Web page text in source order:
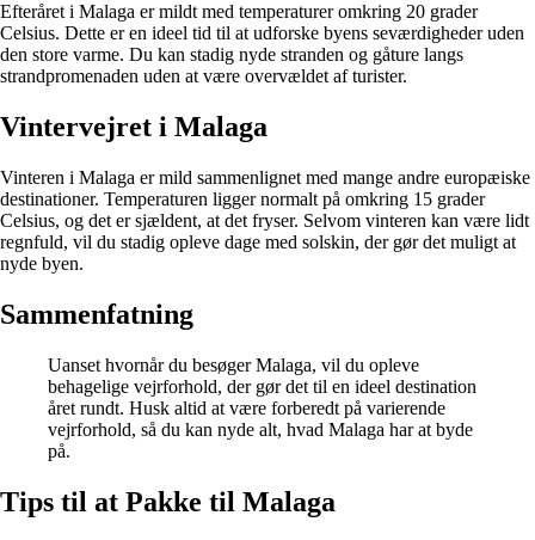
Efteråret i Malaga er mildt med temperaturer omkring 20 grader
Celsius. Dette er en ideel tid til at udforske byens seværdigheder uden
den store varme. Du kan stadig nyde stranden og gåture langs
strandpromenaden uden at være overvældet af turister.
Vintervejret i Malaga
Vinteren i Malaga er mild sammenlignet med mange andre europæiske
destinationer. Temperaturen ligger normalt på omkring 15 grader
Celsius, og det er sjældent, at det fryser. Selvom vinteren kan være lidt
regnfuld, vil du stadig opleve dage med solskin, der gør det muligt at
nyde byen.
Sammenfatning
Uanset hvornår du besøger Malaga, vil du opleve
behagelige vejrforhold, der gør det til en ideel destination
året rundt. Husk altid at være forberedt på varierende
vejrforhold, så du kan nyde alt, hvad Malaga har at byde
på.
Tips til at Pakke til Malaga